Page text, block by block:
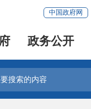
中国政府网
政务公开